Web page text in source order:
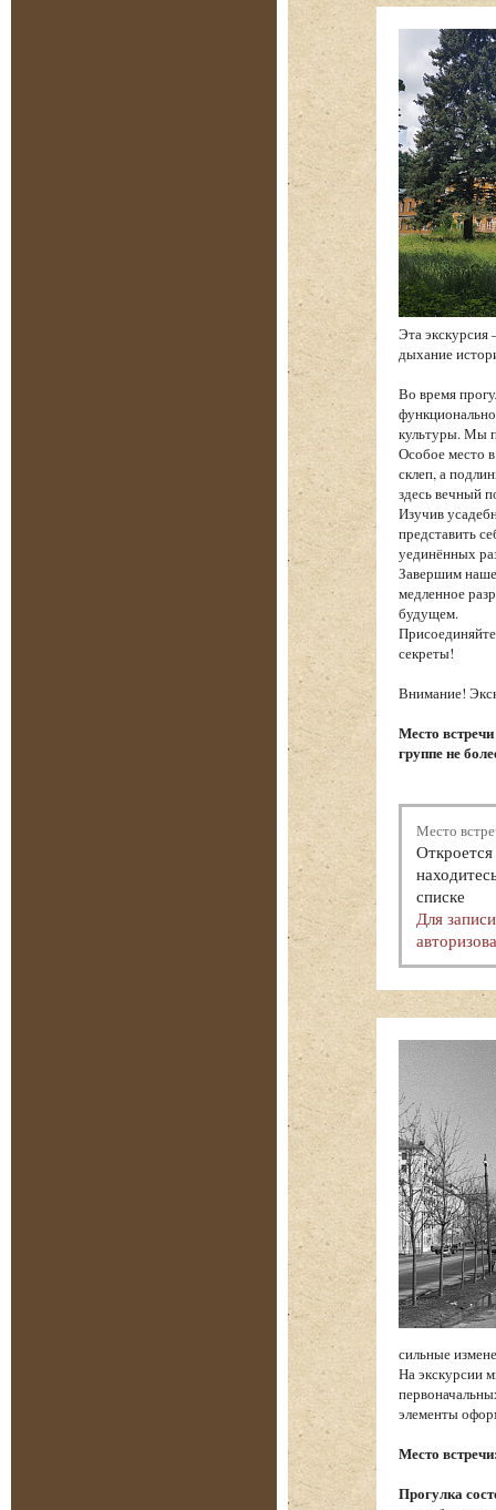
Эта экскурсия
дыхание
Во время
культуры. Мы
Особое место
склеп, а
здесь вечный
Изучив
представить
уединённых
Завершим
медленное
будущем.
секреты!
Внимание!
Место
группе не
Место
списке
Для
сильные
На экскурсии
элементы
Место
Прогулка